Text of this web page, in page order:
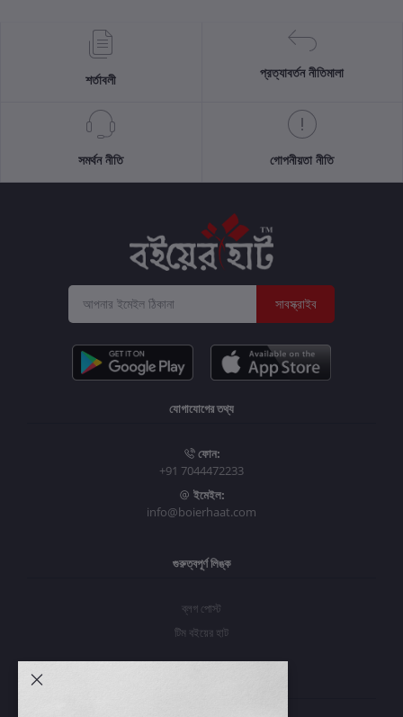
শর্তাবলী প্রত্যাবর্তন নীতিমালা
সমর্থন নীতি গোপনীয়তা নীতি
সাবস্ক্রাইব
যোগাযোগের তথ্য
ফোন:
+91 7044472233
ইমেইল:
info@boierhaat.com
গুরুত্বপূর্ণ লিঙ্ক
ব্লগ পোস্ট
টিম বইয়ের হাট